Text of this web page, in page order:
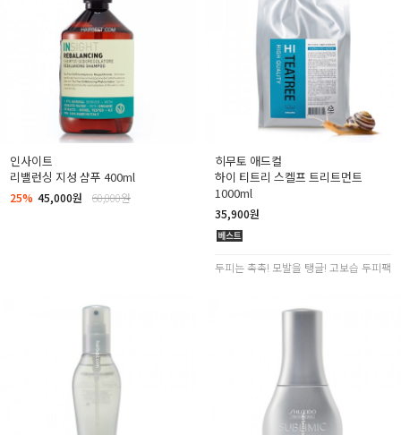
인사이트
리밸런싱 지성 샴푸 400ml
25% 45,000원 60,000원
히무토 애드컬
하이 티트리 스켈프 트리트먼트
1000ml
35,900원
두피는 촉촉! 모발을 탱글! 고보습 두피팩